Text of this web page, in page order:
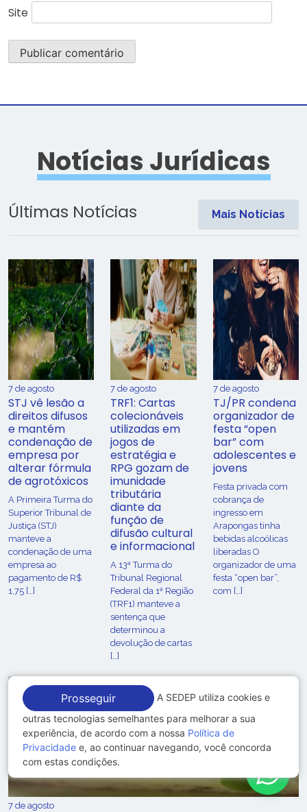
Site
Notícias Jurídicas
Últimas Notícias Mais Notícias
7 de agosto
STJ vê lesão a
direitos difusos
e mantém
condenação de
empresa por
alterar fórmula
de agrotóxicos
​A Primeira Turma do
Superior Tribunal de
Justiça (STJ)
manteve a
condenação de uma
empresa ao
pagamento de R$
1,75 […]
7 de agosto
TRF1: Cartas
colecionáveis
utilizadas em
jogos de
estratégia e
RPG gozam de
imunidade
tributária
diante da
função de
difusão cultural
e informacional
A 13ª Turma do
Tribunal Regional
Federal da 1ª Região
(TRF1) manteve a
sentença que
determinou a
devolução de cartas
[…]
7 de agosto
TJ/PR condena
organizador de
festa “open
bar” com
adolescentes e
jovens
Festa privada com
cobrança de
ingresso em
Arapongas tinha
bebidas alcoólicas
liberadas O
organizador de uma
festa “open bar”,
com […]
7 de agosto
Prosseguir
A SEDEP utiliza cookies e
outras tecnologias semelhantes para melhorar a sua
experiência, de acordo com a nossa Política de
Privacidade e, ao continuar navegando, você concorda
com estas condições.